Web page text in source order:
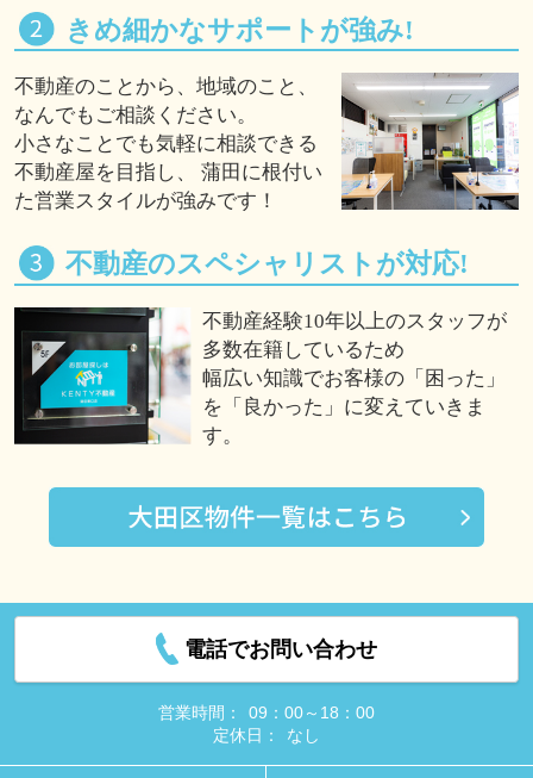
きめ細かなサポートが強み!
不動産のことから、地域のこと、
なんでもご相談ください。
小さなことでも気軽に相談できる
不動産屋を目指し、 蒲田に根付い
た営業スタイルが強みです！
不動産のスペシャリストが対応!
不動産経験10年以上のスタッフが
多数在籍しているため
幅広い知識でお客様の「困った」
を「良かった」に変えていきま
す。
電話でお問い合わせ
営業時間：
09：00～18：00
定休日：
なし